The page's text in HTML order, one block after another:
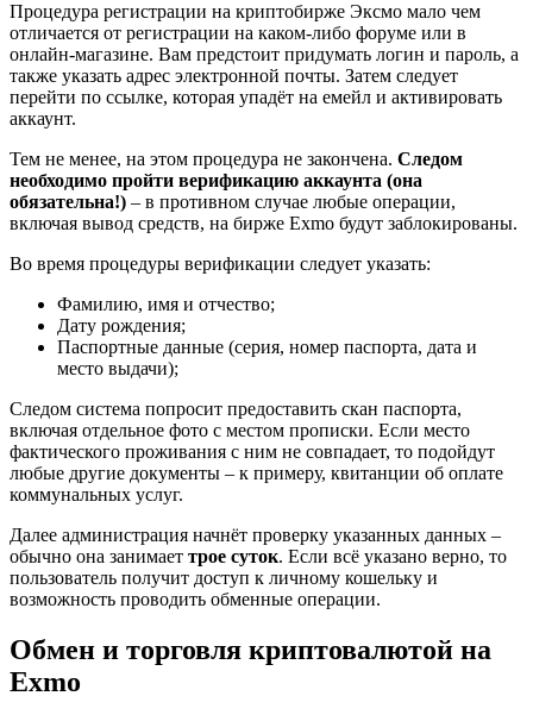
Процедура регистрации на криптобирже Эксмо мало чем
отличается от регистрации на каком-либо форуме или в
онлайн-магазине. Вам предстоит придумать логин и пароль, а
также указать адрес электронной почты. Затем следует
перейти по ссылке, которая упадёт на емейл и активировать
аккаунт.
Тем не менее, на этом процедура не закончена. Следом
необходимо пройти верификацию аккаунта (она
обязательна!) – в противном случае любые операции,
включая вывод средств, на бирже Exmo будут заблокированы.
Во время процедуры верификации следует указать:
Фамилию, имя и отчество;
Дату рождения;
Паспортные данные (серия, номер паспорта, дата и
место выдачи);
Следом система попросит предоставить скан паспорта,
включая отдельное фото с местом прописки. Если место
фактического проживания с ним не совпадает, то подойдут
любые другие документы – к примеру, квитанции об оплате
коммунальных услуг.
Далее администрация начнёт проверку указанных данных –
обычно она занимает трое суток. Если всё указано верно, то
пользователь получит доступ к личному кошельку и
возможность проводить обменные операции.
Обмен и торговля криптовалютой на
Exmo